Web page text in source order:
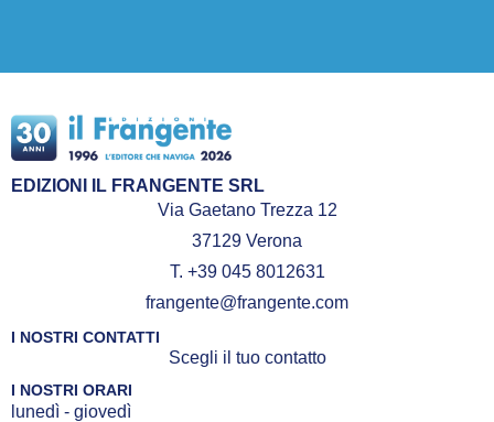
EDIZIONI IL FRANGENTE SRL
Via Gaetano Trezza 12
37129 Verona
T. +39 045 8012631
frangente@frangente.com
I NOSTRI CONTATTI
Scegli il tuo contatto
I NOSTRI ORARI
lunedì - giovedì